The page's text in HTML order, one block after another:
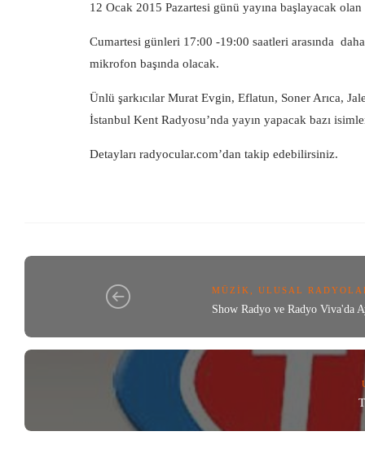
12 Ocak 2015 Pazartesi günü yayına başlayacak
Cumartesi günleri 17:00 -19:00 saatleri arasında
mikrofon başında olacak.
Ünlü şarkıcılar Murat Evgin, Eflatun, Soner Arıca,
İstanbul Kent Radyosu’nda yayın yapacak bazı
Detayları radyocular.com’dan takip edebilirsiniz.
MÜZIK ULUSAL
Show Radyo ve Radyo Viva'da